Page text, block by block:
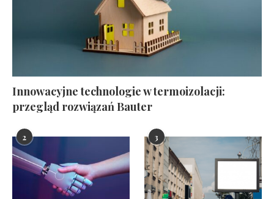
Innowacyjne technologie w termoizolacji:
przegląd rozwiązań Bauter
2 3